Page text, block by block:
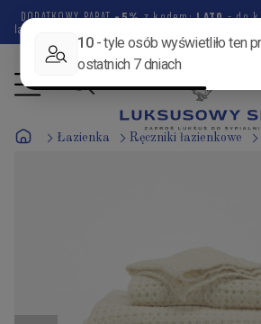
DODATKOWY RABAT-5%z kodem:LATO- do
lata pozostało
Łazienka Ręczniki łazienkowe